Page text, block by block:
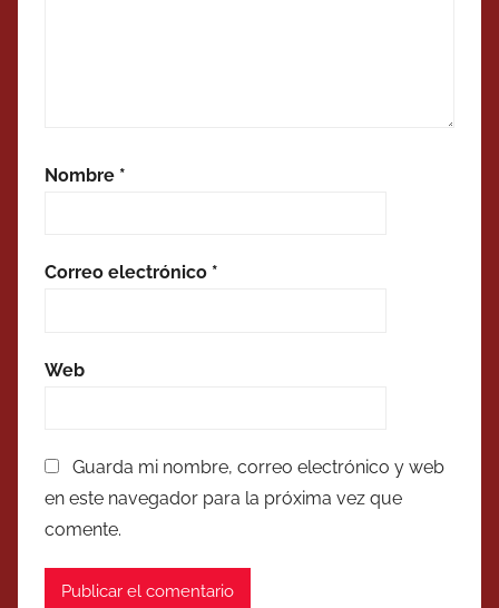
Nombre *
Correo electrónico *
Web
Guarda mi nombre, correo electrónico y web
en este navegador para la próxima vez que
comente.